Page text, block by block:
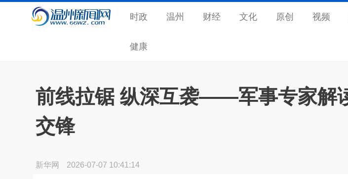
时政 温州 财经 文化 原创 视频
健康
前线拉锯 纵深互袭——军事专家解
交锋
新华网 2026-07-07 10:41:14